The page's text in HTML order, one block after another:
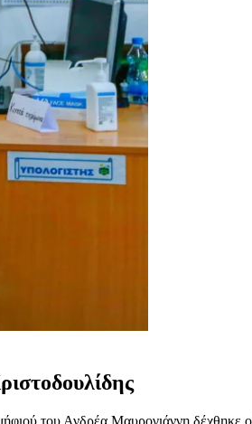
του Ανδρέα Μαυρογιάννη δέχθηκε ο